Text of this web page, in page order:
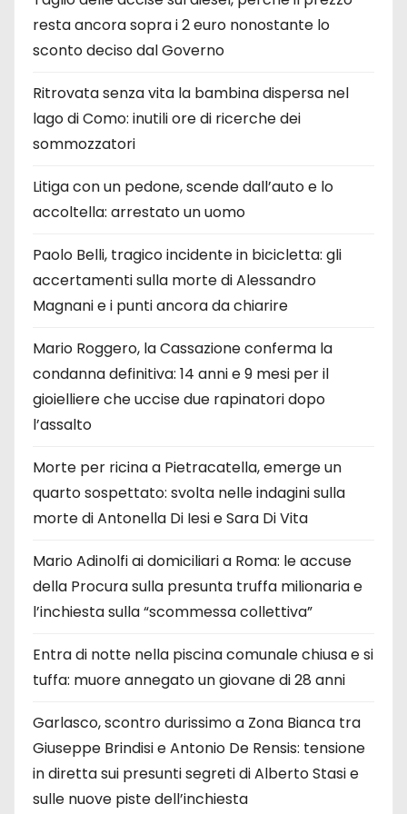
resta ancora sopra i 2 euro nonostante lo
sconto deciso dal Governo
Ritrovata senza vita la bambina dispersa nel
lago di Como: inutili ore di ricerche dei
sommozzatori
Litiga con un pedone, scende dall’auto e lo
accoltella: arrestato un uomo
Paolo Belli, tragico incidente in bicicletta: gli
accertamenti sulla morte di Alessandro
Magnani e i punti ancora da chiarire
Mario Roggero, la Cassazione conferma la
condanna definitiva: 14 anni e 9 mesi per il
gioielliere che uccise due rapinatori dopo
l’assalto
Morte per ricina a Pietracatella, emerge un
quarto sospettato: svolta nelle indagini sulla
morte di Antonella Di Iesi e Sara Di Vita
Mario Adinolfi ai domiciliari a Roma: le accuse
della Procura sulla presunta truffa milionaria e
l’inchiesta sulla “scommessa collettiva”
Entra di notte nella piscina comunale chiusa e si
tuffa: muore annegato un giovane di 28 anni
Garlasco, scontro durissimo a Zona Bianca tra
Giuseppe Brindisi e Antonio De Rensis: tensione
in diretta sui presunti segreti di Alberto Stasi e
sulle nuove piste dell’inchiesta